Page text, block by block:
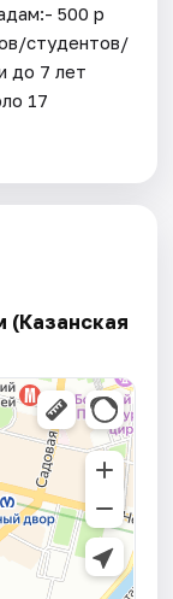
500 р
студентов/
до 7 лет
17
(Казанская